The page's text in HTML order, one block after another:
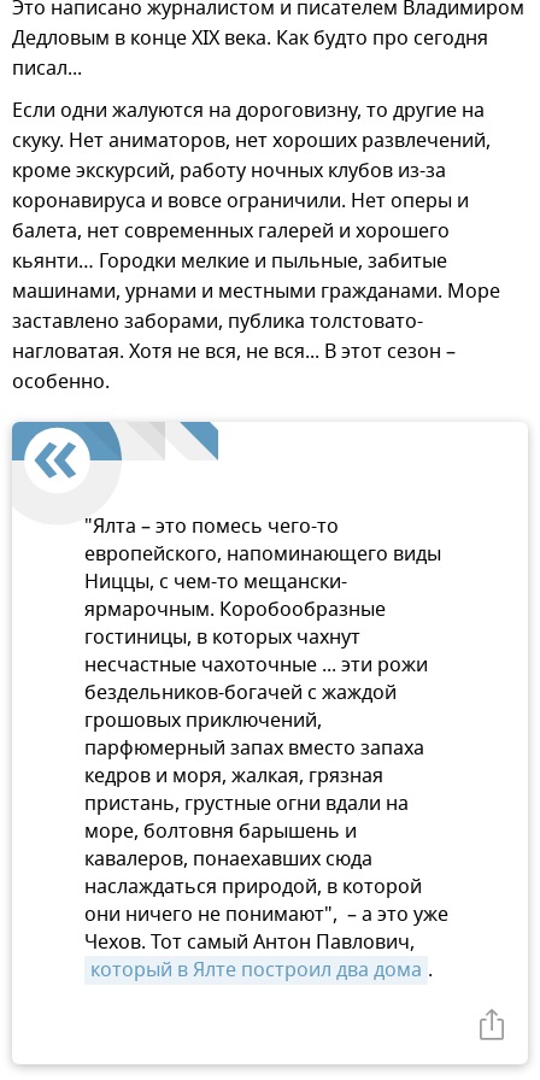
Это написано журналистом и писателем Владимиром
Дедловым в конце XIX века. Как будто про сегодня
писал...
Если одни жалуются на дороговизну, то другие на
скуку. Нет аниматоров, нет хороших развлечений,
кроме экскурсий, работу ночных клубов из-за
коронавируса и вовсе ограничили. Нет оперы и
балета, нет современных галерей и хорошего
кьянти… Городки мелкие и пыльные, забитые
машинами, урнами и местными гражданами. Море
заставлено заборами, публика толстовато-
нагловатая. Хотя не вся, не вся... В этот сезон –
особенно.
"Ялта – это помесь чего-то
европейского, напоминающего виды
Ниццы, с чем-то мещански-
ярмарочным. Коробообразные
гостиницы, в которых чахнут
несчастные чахоточные ... эти рожи
бездельников-богачей с жаждой
грошовых приключений,
парфюмерный запах вместо запаха
кедров и моря, жалкая, грязная
пристань, грустные огни вдали на
море, болтовня барышень и
кавалеров, понаехавших сюда
наслаждаться природой, в которой
они ничего не понимают", – а это уже
Чехов. Тот самый Антон Павлович,
который в Ялте построил два дома .